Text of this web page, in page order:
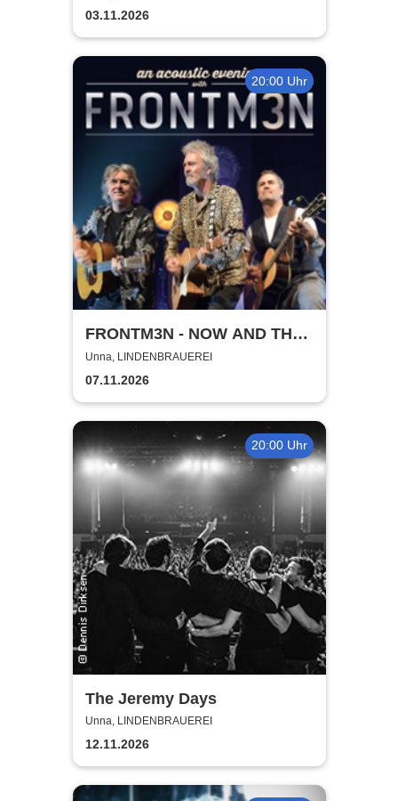
03.11.2026
20:00 Uhr
FRONTM3N - NOW AND TH3N
- Tour 2026
Unna, LINDENBRAUEREI
07.11.2026
20:00 Uhr
The Jeremy Days
Unna, LINDENBRAUEREI
12.11.2026